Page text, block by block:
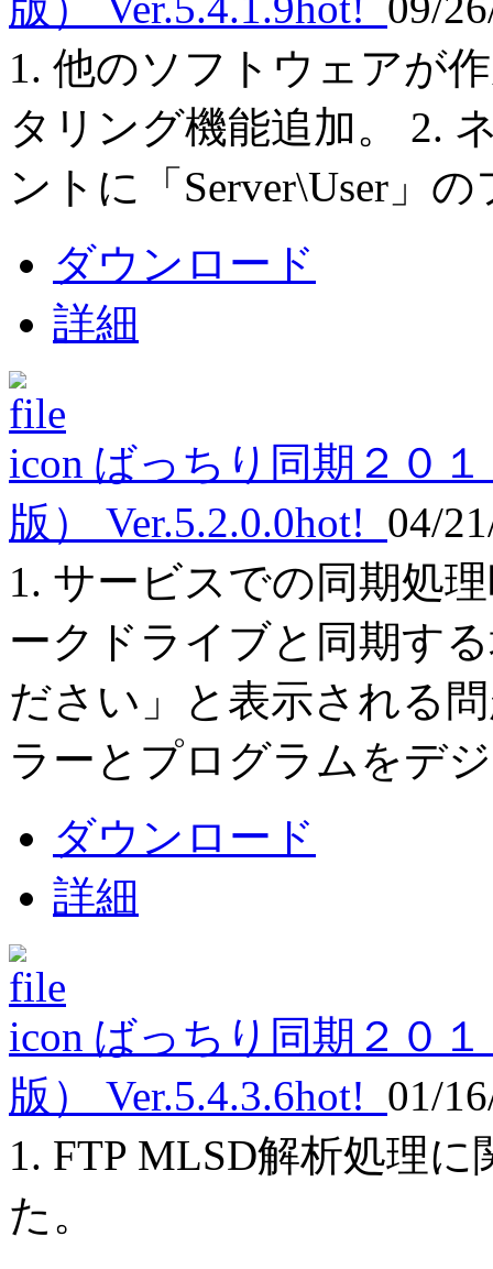
1. 他のソフトウェアが
タリング機能追加。 2.
ントに「Server\User」
ダウンロード
詳細
ばっちり同期２０
版） Ver.5.2.0.0hot! 04/
1. サービスでの同期処
ークドライブと同期す
ださい」と表示される
ラーとプログラムをデ
ダウンロード
詳細
ばっちり同期２０
版） Ver.5.4.3.6hot! 01/
1. FTP MLSD解析処理
た。